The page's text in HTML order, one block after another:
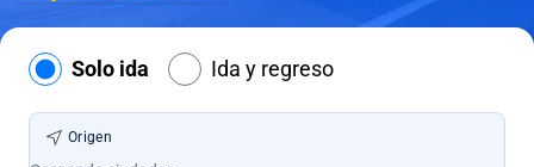
Solo ida Ida y regreso
Origen